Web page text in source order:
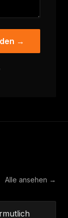
→
Alle ansehen →